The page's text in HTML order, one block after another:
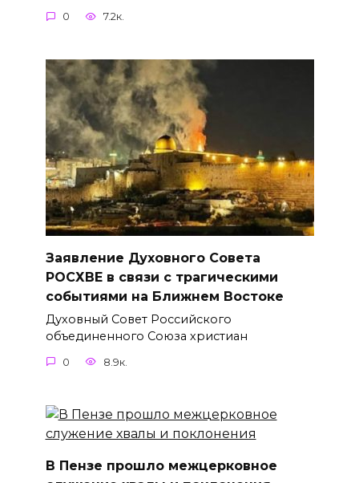
0 7.2к.
Заявление Духовного Совета
РОСХВЕ в связи с трагическими
событиями на Ближнем Востоке
Духовный Совет Российского
объединенного Союза христиан
0 8.9к.
В Пензе прошло межцерковное